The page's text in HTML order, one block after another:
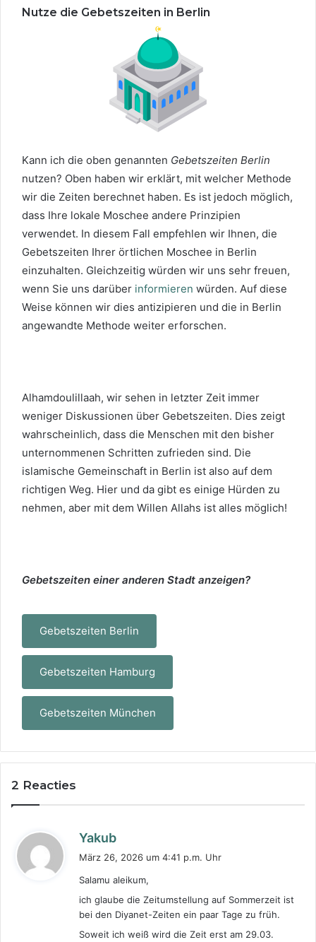
Nutze die Gebetszeiten in Berlin
Kann ich die oben genannten Gebetszeiten Berlin
nutzen? Oben haben wir erklärt, mit welcher Methode
wir die Zeiten berechnet haben. Es ist jedoch möglich,
dass Ihre lokale Moschee andere Prinzipien
verwendet. In diesem Fall empfehlen wir Ihnen, die
Gebetszeiten Ihrer örtlichen Moschee in Berlin
einzuhalten. Gleichzeitig würden wir uns sehr freuen,
wenn Sie uns darüber informieren würden. Auf diese
Weise können wir dies antizipieren und die in Berlin
angewandte Methode weiter erforschen.
Alhamdoulillaah, wir sehen in letzter Zeit immer
weniger Diskussionen über Gebetszeiten. Dies zeigt
wahrscheinlich, dass die Menschen mit den bisher
unternommenen Schritten zufrieden sind. Die
islamische Gemeinschaft in Berlin ist also auf dem
richtigen Weg. Hier und da gibt es einige Hürden zu
nehmen, aber mit dem Willen Allahs ist alles möglich!
Gebetszeiten einer anderen Stadt anzeigen?
Gebetszeiten Berlin
Gebetszeiten Hamburg
Gebetszeiten München
2 Reacties
Yakub
t
:
März 26, 2026 um 4:41 p.m. Uhr
Salamu aleikum,
ich glaube die Zeitumstellung auf Sommerzeit ist
bei den Diyanet-Zeiten ein paar Tage zu früh.
Soweit ich weiß wird die Zeit erst am 29.03.